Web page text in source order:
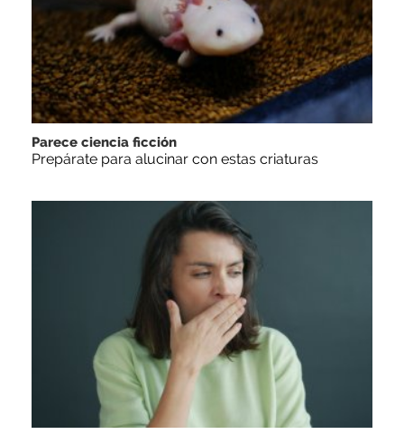
Parece ciencia ficción
Prepárate para alucinar con estas criaturas